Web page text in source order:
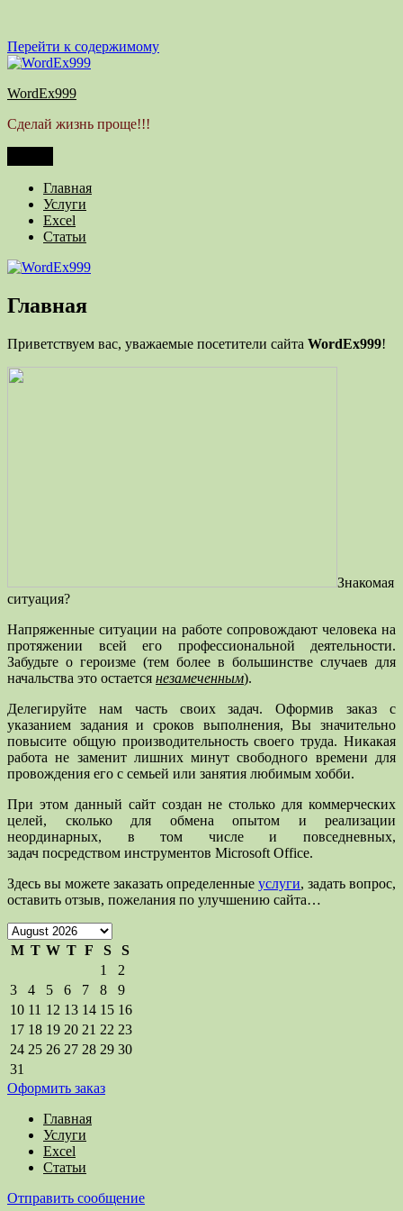
Перейти к содержимому
WordEx999
Сделай жизнь проще!!!
Главная
Услуги
Excel
Статьи
Главная
Приветствуем вас, уважаемые посетители сайта WordEx999!
Знакомая
ситуация?
Напряженные ситуации на работе сопровождают человека на
протяжении всей его профессиональной деятельности.
Забудьте о героизме (тем более в большинстве случаев для
начальства это остается незамеченным).
Делегируйте нам часть своих задач. Оформив заказ с
указанием задания и сроков выполнения, Вы значительно
повысите общую производительность своего труда. Никакая
работа не заменит лишних минут свободного времени для
провождения его с семьей или занятия любимым хобби.
При этом данный сайт создан не столько для коммерческих
целей, сколько для обмена опытом и реализации
неординарных, в том числе и повседневных,
задач посредством инструментов Microsoft Office.
Здесь вы можете заказать определенные услуги, задать вопрос,
оставить отзыв, пожелания по улучшению сайта…
M T W T F S
S
1
2
3
4 5 6 7 8
9
10 11 12 13 14 15 16
17 18 19 20 21 22 23
24 25 26 27 28 29 30
31
Оформить заказ
Главная
Услуги
Excel
Статьи
Отправить сообщение